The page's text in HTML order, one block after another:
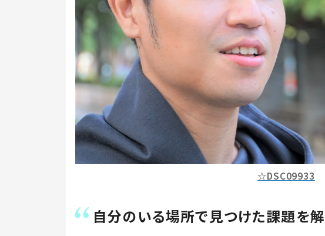
☆DSC09933
自分のいる場所で見つけた課題を